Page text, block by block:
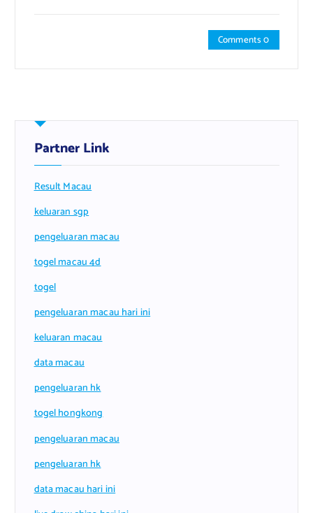
Comments 0
Partner Link
Result Macau
keluaran sgp
pengeluaran macau
togel macau 4d
togel
pengeluaran macau hari ini
keluaran macau
data macau
pengeluaran hk
togel hongkong
pengeluaran macau
pengeluaran hk
data macau hari ini